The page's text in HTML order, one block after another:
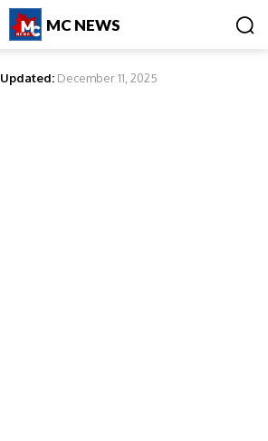
MC NEWS
Updated: December 11, 2025